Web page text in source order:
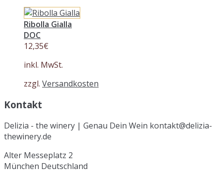
Ribolla Gialla
DOC
12,35€
inkl. MwSt.
zzgl. Versandkosten
Kontakt
Delizia - the winery | Genau Dein Wein kontakt@delizia-
thewinery.de
Alter Messeplatz 2
München Deutschland